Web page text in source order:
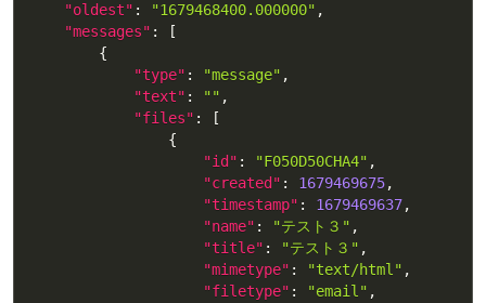
"oldest" : "1679468400.000000" ,
"messages" :
[
{
"type" : "message" ,
"text" : "" ,
"files" :
[
{
"id" : "F050D50CHA4" ,
"created" : 1679469675,
"timestamp" : 1679469637,
"name" : "テスト３" ,
"title" : "テスト３" ,
"mimetype" : "text/html" ,
"filetype" : "email" ,